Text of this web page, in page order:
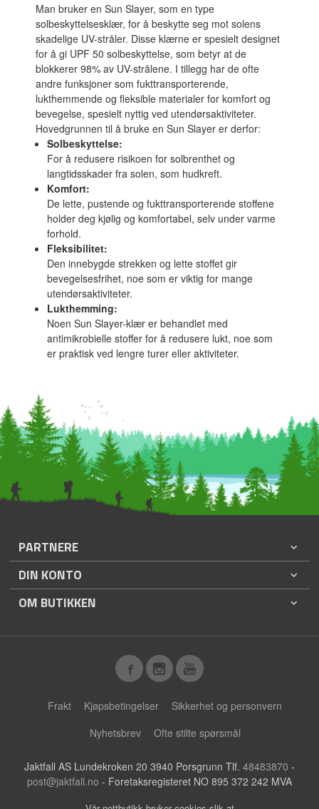
Man bruker en Sun Slayer, som en type
solbeskyttelsesklær, for å beskytte seg mot solens
skadelige UV-stråler. Disse klærne er spesielt designet
for å gi UPF 50 solbeskyttelse, som betyr at de
blokkerer 98% av UV-strålene. I tillegg har de ofte
andre funksjoner som fukttransporterende,
lukthemmende og fleksible materialer for komfort og
bevegelse, spesielt nyttig ved utendørsaktiviteter.
Hovedgrunnen til å bruke en Sun Slayer er derfor:
Solbeskyttelse:
For å redusere risikoen for solbrenthet og
langtidsskader fra solen, som hudkreft.
Komfort:
De lette, pustende og fukttransporterende stoffene
holder deg kjølig og komfortabel, selv under varme
forhold.
Fleksibilitet:
Den innebygde strekken og lette stoffet gir
bevegelsesfrihet, noe som er viktig for mange
utendørsaktiviteter.
Lukthemming:
Noen Sun Slayer-klær er behandlet med
antimikrobielle stoffer for å redusere lukt, noe som
er praktisk ved lengre turer eller aktiviteter.
PARTNERE
DIN KONTO
OM BUTIKKEN
Frakt Kjøpsbetingelser
Sikkerhet og personvern
Nyhetsbrev
Ofte stilte spørsmål
Jaktfall AS Lundekroken 20 3940 Porsgrunn Tlf. 48483870 -
post@jaktfall.no - Foretaksregisteret NO 895 372 242 MVA